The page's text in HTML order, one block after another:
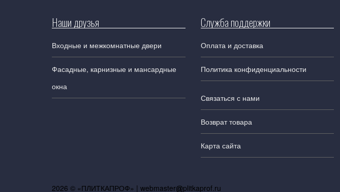
Наши друзья
Входные и межкомнатные двери
Фасадные, карнизные и мансардные
окна
Служба поддержки
Оплата и доставка
Политика конфиденциальности
Связаться с нами
Возврат товара
Карта сайта
2026 © «ПЛИТКАПРОФ» | webmaster plitkaprof.ru